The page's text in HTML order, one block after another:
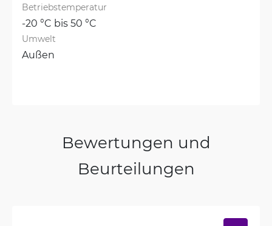
Betriebstemperatur
-20 °C bis 50 °C
Umwelt
Außen
Bewertungen und
Beurteilungen